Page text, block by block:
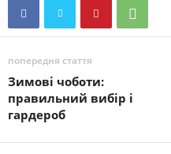
попередня стаття
Зимові чоботи:
правильний вибір і
гардероб